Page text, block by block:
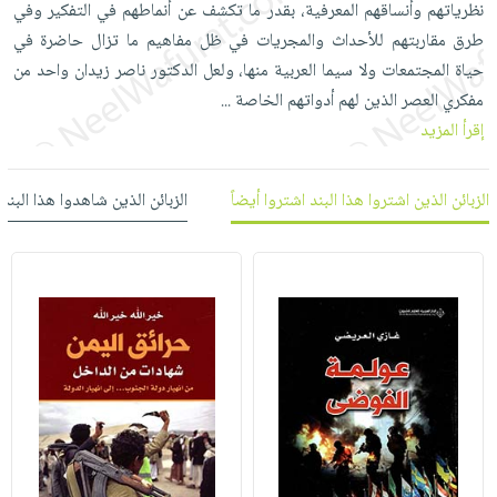
العناية
بالأسنان
الحمية
والتغذية
أدوات
المائدة
الأوعية
والتخزين
المطبخ
الأكثر
مبيعاً
العودة
للمدارس
اكسسوارات
كتب
اكسسوارات
ملابس
مطرزات
حقائب
حلي
عناية
بالذات
شحن
مجاني
بنود
مختارة
اشتراكات
كل
الاشتراكات
iKitab
بلا
متقدم
عن
الشركة
سياسة
الشركة
حسابك
لائحة
الأمنيات
نظرياتهم وأنساقهم المعرفية، بقدر ما تكشف عن أنماطهم في التفكير وفي
طرق مقاربتهم للأحداث والمجريات في ظل مفاهيم ما تزال حاضرة في
حياة المجتمعات ولا سيما العربية منها، ولعل الدكتور ناصر زيدان واحد من
مفكري العصر الذين لهم أدواتهم الخاصة...
إقرأ المزيد
الزبائن الذين اشتروا هذا البند اشتروا أيضاً الزبائن الذين شاهدوا هذا